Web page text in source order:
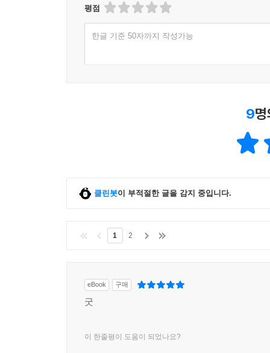
평점
한글 기준 50자까지 작성가능
9
클린봇이 부적절한 글을 감지 중입니다.
1 2
eBook 구매
굿
이 한줄평이 도움이 되었나요?